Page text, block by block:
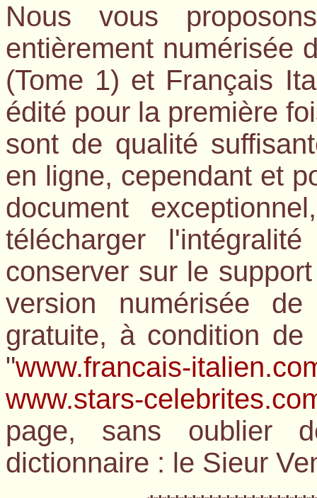
Nous vous
entièrement numérisée
(Tome 1) et Français
édité pour la première
sont de qualité
en ligne, cependant et
document
télécharger
conserver sur le
version numérisée
gratuite, à condition
"www.francais-
www.stars-
page, sans oublier
dictionnaire : le Sieur